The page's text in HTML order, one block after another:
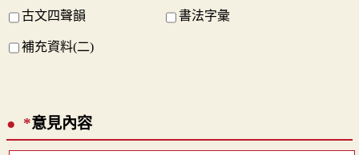
古文四聲韻 書法字彙
補充資料(二)
*意見內容